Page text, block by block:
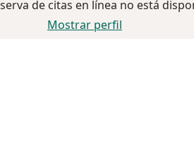
de citas en línea no está
Mostrar perfil